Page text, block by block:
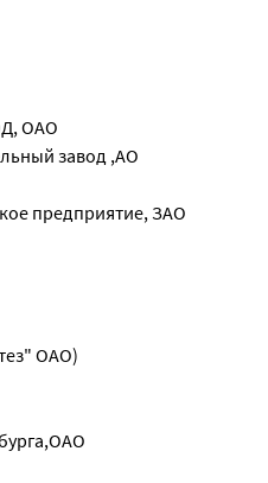
ОАО
завод ,АО
предприятие, ЗАО
ОАО)